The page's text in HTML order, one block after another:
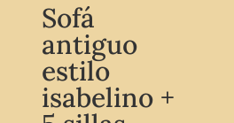
Sofá
antiguo
estilo
isabelino +